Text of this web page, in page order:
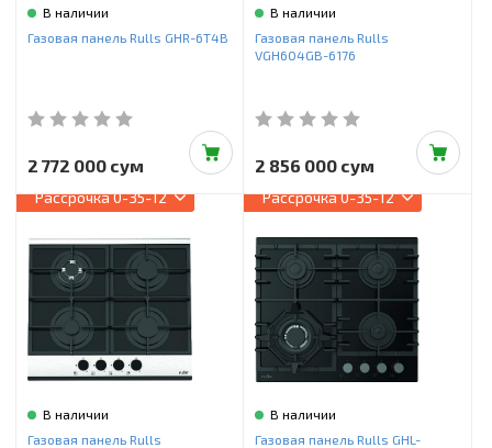
В наличии
Газовая панель Rulls GHR-6T4B
2 772 000 сум
В наличии
Газовая панель Rulls
VGH604GB-6176
2 856 000 сум
Рассрочка0-35-12
В наличии
Газовая панель Rulls
Рассрочка0-35-12
В наличии
Газовая панель Rulls GHL-